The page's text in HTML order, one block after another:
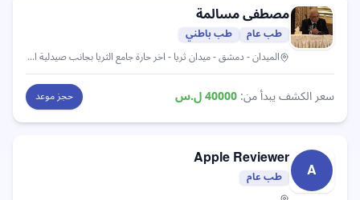
مصطفىمسالمة
طب عام
طب باطني
الميدان- دمشق - ميدان ثريا - اخر حارة جامع الثريا بجانب صيدلية المحطة
سعر الكشف يبدأ من:40000ل.س حجز موعد
A
AppleReviewer
طب عام